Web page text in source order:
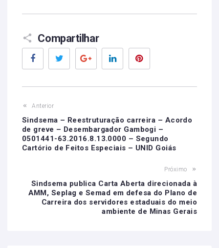
Compartilhar
Facebook Twitter Google+ LinkedIn
Anterior
Sindsema – Reestruturação carreira – Acordo
de greve – Desembargador Gambogi –
0501441-63.2016.8.13.0000 – Segundo
Cartório de Feitos Especiais – UNID Goiás
Próximo
Sindsema publica Carta Aberta direcionada à
AMM, Seplag e Semad em defesa do Plano de
Carreira dos servidores estaduais do meio
ambiente de Minas Gerais